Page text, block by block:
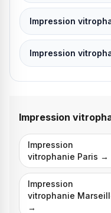
Impression
Impression
Impression
Impression
vitrophanie Paris →
Impression
vitrophanie
→